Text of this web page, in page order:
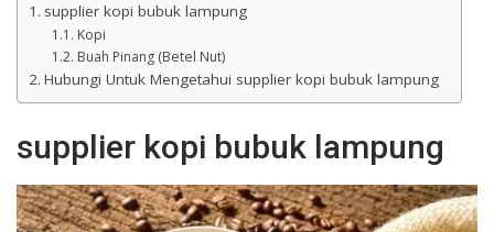
supplier kopi bubuk lampung
Kopi
Buah Pinang (Betel Nut)
Hubungi Untuk Mengetahui supplier kopi bubuk lampung
supplier kopi bubuk lampung